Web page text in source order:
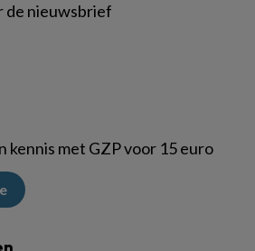
de nieuwsbrief
kennis met GZP voor 15 euro